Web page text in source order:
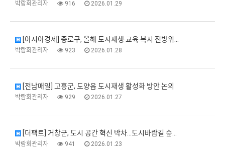
박람회관리자 916 2026.01.29
[아시아경제] 종로구, 올해 도시재생·교육·복지 전방위…
박람회관리자 923 2026.01.28
[전남매일] 고흥군, 도양읍 도시재생 활성화 방안 논의
박람회관리자 929 2026.01.27
[더팩트] 거창군, 도시 공간 혁신 박차…도시바람길 숲…
박람회관리자 941 2026.01.23